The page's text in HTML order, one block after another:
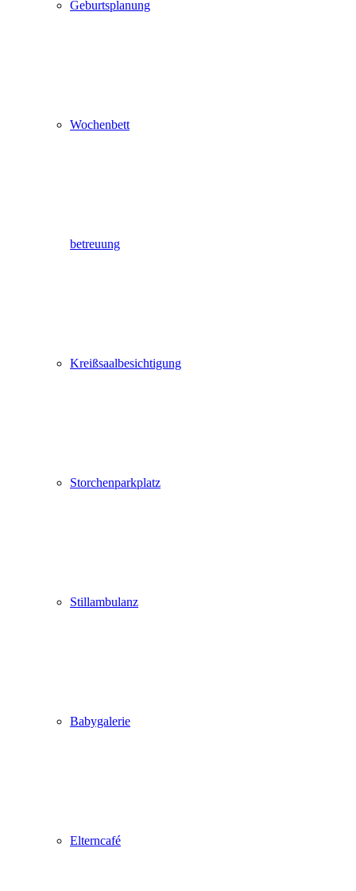
Geburtsplanung
Wochenbett
betreuung
Kreißsaalbesichtigung
Storchenparkplatz
Stillambulanz
Babygalerie
Elterncafé